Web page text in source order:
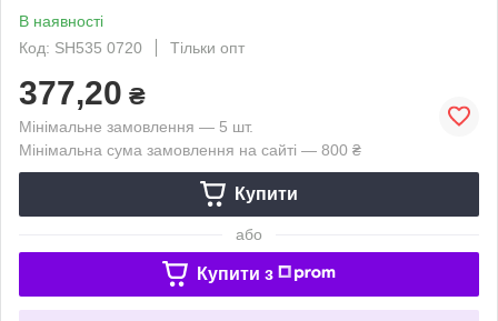
В наявності
Код: SH535 0720
Тільки опт
377,20 ₴
Мінімальне замовлення — 5 шт.
Мінімальна сума замовлення на сайті — 800 ₴
Купити
або
Купити з